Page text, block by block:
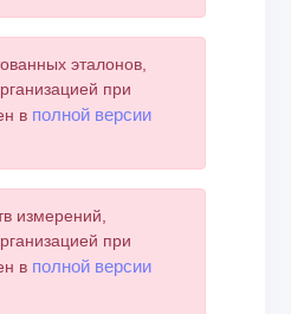
эталонов,
при
в полной версии
измерений,
при
в полной версии